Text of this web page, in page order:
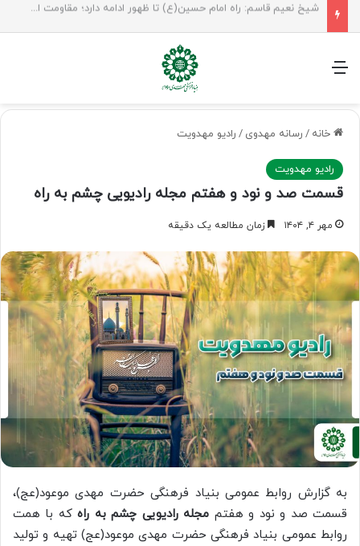
منو
خانه / رسانه مهدوی / رادیو مهدویت
رادیو مهدویت
قسمت صد و نود و هفتم مجله رادیویی چشم به راه
مهر ۴, ۱۴۰۴ زمان مطالعه یک دقیقه
به گزارش روابط عمومی بنیاد فرهنگی حضرت مهدی موعود(عج)،
قسمت صد و نود و هفتم مجله رادیویی چشم به راهکه با همت
روابط عمومی بنیاد فرهنگی حضرت مهدی موعود(عج) تهیه و تولید